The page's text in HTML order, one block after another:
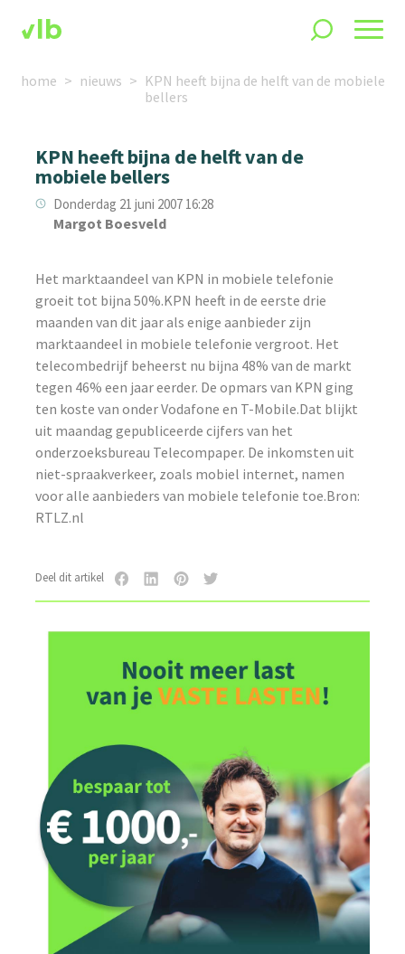
home nieuws
KPN heeft bijna de helft van de mobiele
bellers
KPN heeft bijna de helft van de
mobiele bellers
Donderdag 21 juni 2007 16:28
Margot Boesveld
Het marktaandeel van KPN in mobiele telefonie
groeit tot bijna 50%.KPN heeft in de eerste drie
maanden van dit jaar als enige aanbieder zijn
marktaandeel in mobiele telefonie vergroot. Het
telecombedrijf beheerst nu bijna 48% van de markt
tegen 46% een jaar eerder. De opmars van KPN ging
ten koste van onder Vodafone en T-Mobile.Dat blijkt
uit maandag gepubliceerde cijfers van het
onderzoeksbureau Telecompaper. De inkomsten uit
niet-spraakverkeer, zoals mobiel internet, namen
voor alle aanbieders van mobiele telefonie toe.Bron:
RTLZ.nl
Deel dit artikel